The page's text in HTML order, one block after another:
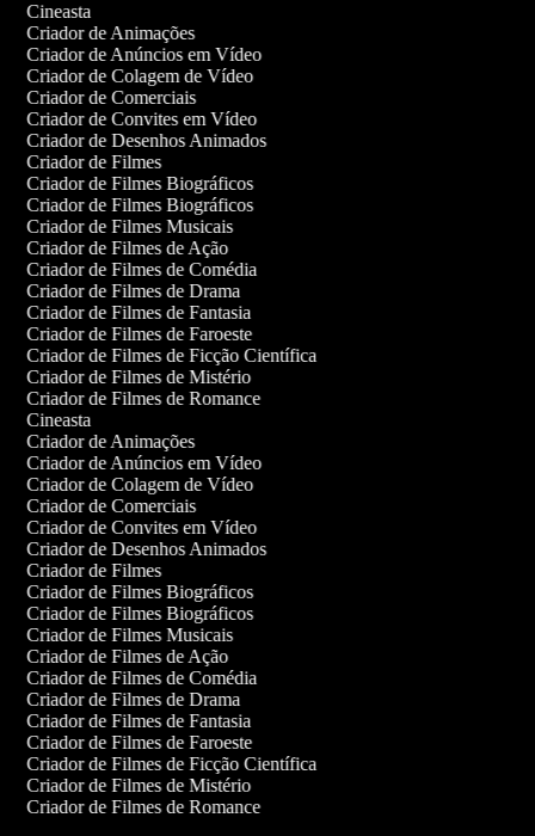
Cineasta
Criador de Animações
Criador de Anúncios em Vídeo
Criador de Colagem de Vídeo
Criador de Comerciais
Criador de Convites em Vídeo
Criador de Desenhos Animados
Criador de Filmes
Criador de Filmes Biográficos
Criador de Filmes Biográficos
Criador de Filmes Musicais
Criador de Filmes de Ação
Criador de Filmes de Comédia
Criador de Filmes de Drama
Criador de Filmes de Fantasia
Criador de Filmes de Faroeste
Criador de Filmes de Ficção Científica
Criador de Filmes de Mistério
Criador de Filmes de Romance
Cineasta
Criador de Animações
Criador de Anúncios em Vídeo
Criador de Colagem de Vídeo
Criador de Comerciais
Criador de Convites em Vídeo
Criador de Desenhos Animados
Criador de Filmes
Criador de Filmes Biográficos
Criador de Filmes Biográficos
Criador de Filmes Musicais
Criador de Filmes de Ação
Criador de Filmes de Comédia
Criador de Filmes de Drama
Criador de Filmes de Fantasia
Criador de Filmes de Faroeste
Criador de Filmes de Ficção Científica
Criador de Filmes de Mistério
Criador de Filmes de Romance